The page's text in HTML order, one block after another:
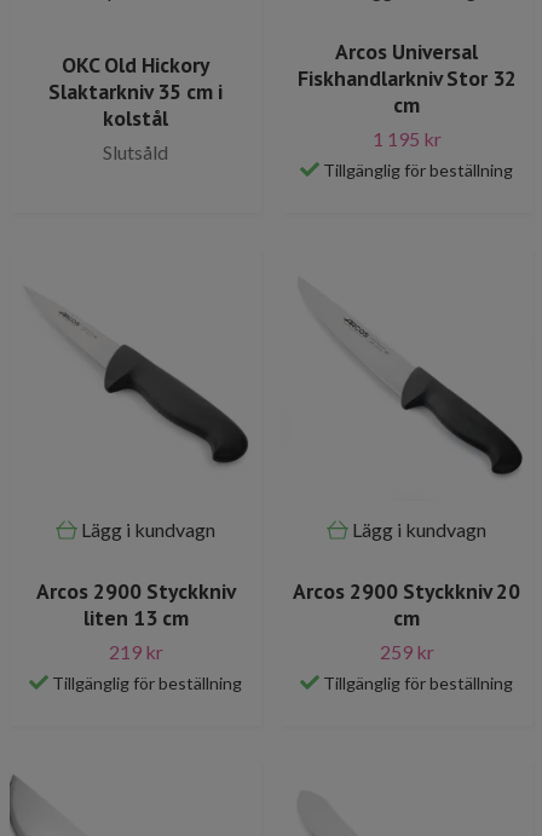
OKC Old Hickory
Slaktarkniv 35 cm i
kolstål
Slutsåld
Arcos Universal
Fiskhandlarkniv Stor 32
cm
1 195 kr
Tillgänglig för beställning
Lägg i kundvagn
Arcos 2900 Styckkniv
liten 13 cm
219 kr
Tillgänglig för beställning
Lägg i kundvagn
Arcos 2900 Styckkniv 20
cm
259 kr
Tillgänglig för beställning